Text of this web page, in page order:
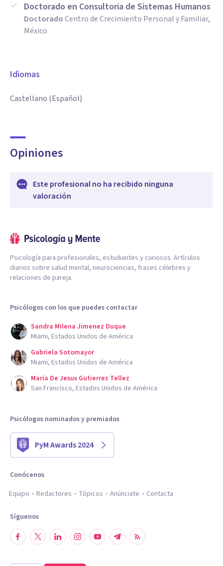
Doctorado en Consultoria de Sistemas Humanos
DoctoradoCentro de Crecimiento Personal y Familiar,
México
Idiomas
Castellano (Español)
Opiniones
Este profesional no ha recibido ninguna
valoración
Psicología para profesionales, estudiantes y curiosos. Artículos
diarios sobre salud mental, neurociencias, frases célebres y
relaciones de pareja.
Psicólogos con los que puedes contactar
Sandra Milena Jimenez Duque
Miami, Estados Unidos de América
Gabriela Sotomayor
Miami, Estados Unidos de América
Maria De Jesus Gutierrez Tellez
San Francisco, Estados Unidos de América
Psicólogos nominados y premiados
PyM Awards 2024
Conócenos
Equipo
Redactores Tópicos Anúnciate Contacta
Síguenos